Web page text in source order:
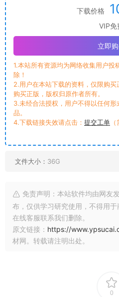
下载价格
VIP免
立即
1.本站所有资源均为网络收集用户投
除！
2.用户在本站下载的资料，仅限购
购买正版，版权归原作者所有。
3.未经合法授权，用户不得以任何
品。
4.下载链接失效请点击： 提交工单
文件大小： 36G
免责声明：本站软件均由网友
布，仅供学习研究使用，不得用
在线客服联系我们删除。
原文链接： https://
材网。转载请注明出处。
0